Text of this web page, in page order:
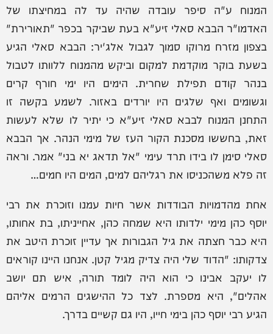
המנוח ע"ה סיפר עובדה שהיה עד לה במחיצתו של
האדמו"ר הבבא סאלי זיע"א בעת שביקר בכפר "תאורירת"
בצפון מזרח מרוקו סמוך לגבול אלג'יר: הבבא סאלי הגיע
בשעת בוקר מוקדמת למקום וביקש מהמנוח ללוותו לטבול
בנהר קודם תפילת שחרית. הימים היו ימי חורף קרים
וגשומים ואף שלגים היו יורדים באזור. לשמע בקשה זו
התחנן המנוח לבבא סאלי זיע"א כי יתיר לו שלא לעשות
זאת, בחששו מסכנת הקור העז של מימי הנהר. אך הבבא
סאלי סימן לו בידו תרד עימי "אל תדאג יא בני" אמר. וראה
זה פלא משהכניסו את רגליהם למים, המים היו חמים…
אחת מהדמויות הבודדות אשר חיות עמנו וזוכרת את רבי
יוסף כהן מימי ילדותו היא שמחה כהן, אחייניתו, בת אחותו,
היא כבר חצתה את גיל הגבורות אך עדיין זוכרת היטב את
צדקותו: "הדוד שלי היה צדיק מגיל קטן. אנחנו היינו קוראים
לו יעקב אבינו כי הוא היה לומד תורה, איש תם יושב
אהלים", היא מספרת. לצד כל ההישגים הרמים אליהם
הגיע רבי יוסף כהן בימי חייו, היו גם קשיים בדרך.